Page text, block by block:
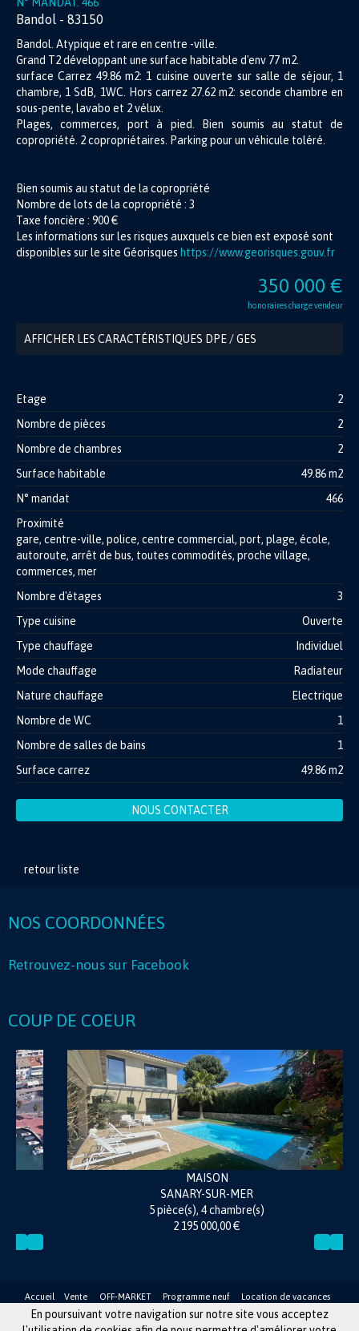
Bandol - 83150
Bandol. Atypique et rare en centre -ville.
Grand T2 développant une surface habitable d'env 77 m2.
surface Carrez 49.86 m2: 1 cuisine ouverte sur salle de séjour, 1
chambre, 1 SdB, 1WC. Hors carrez 27.62 m2: seconde chambre en
sous-pente, lavabo et 2 vélux.
Plages, commerces, port à pied. Bien soumis au statut de
copropriété. 2 copropriétaires. Parking pour un véhicule toléré.
Bien soumis au statut de la copropriété
Nombre de lots de la copropriété : 3
Taxe foncière : 900 €
Les informations sur les risques auxquels ce bien est exposé sont
disponibles sur le site Géorisques https://www.georisques.gouv.fr
350 000 €
honoraires charge vendeur
AFFICHER LES CARACTÉRISTIQUES DPE / GES
Etage
2
Nombre de pièces
2
Nombre de chambres
2
Surface habitable
49.86 m2
N° mandat
466
Proximité
gare, centre-ville, police, centre commercial, port, plage, école,
autoroute, arrêt de bus, toutes commodités, proche village,
commerces, mer
Nombre d'étages
3
Type cuisine
Ouverte
Type chauffage
Individuel
Mode chauffage
Radiateur
Nature chauffage
Electrique
Nombre de WC
1
Nombre de salles de bains
1
Surface carrez
49.86 m2
NOUS CONTACTER
retour liste
NOS COORDONNÉES
Retrouvez-nous sur Facebook
COUP DE COEUR
MAISON
SANARY-SUR-MER
5 pièce(s), 4 chambre(s)
2 195 000,00 €
Accueil Vente OFF-MARKET Programme neuf
Location de vacances
Gestion Locative
Contact Plan du site Honoraires
Mentions légales
© 2016 Immobilier Euthenia Sud -
En poursuivant votre navigation sur notre site vous acceptez